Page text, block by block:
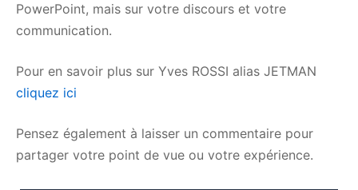
PowerPoint, mais sur votre discours et votre
communication.
Pour en savoir plus sur Yves ROSSI alias JETMAN
cliquez ici
Pensez également à laisser un commentaire pour
partager votre point de vue ou votre expérience.